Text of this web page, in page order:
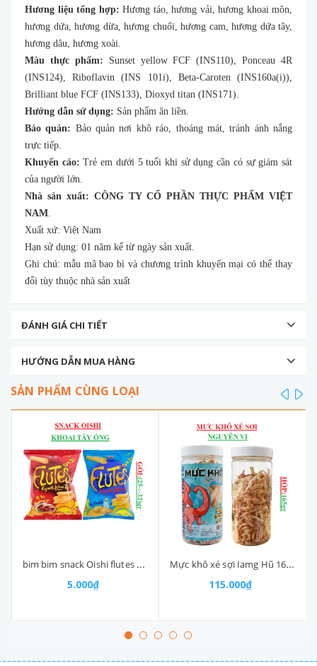
Hương liệu tổng hợp: Hương táo, hương vải, hương khoai môn,
hương dứa, hương dừa, hương chuối, hương cam, hương dứa tây,
hương dâu, hương xoài.
Màu thực phẩm: Sunset yellow FCF (INS110), Ponceau 4R
(INS124), Riboflavin (INS 101i), Beta-Caroten (INS160a(i)),
Brilliant blue FCF (INS133), Dioxyd titan (INS171).
Hướng dẫn sử dụng: Sản phẩm ăn liền.
Bảo quản: Bảo quản nơi khô ráo, thoáng mát, tránh ánh nắng
trực tiếp.
Khuyến cáo: Trẻ em dưới 5 tuổi khi sử dụng cần có sự giám sát
của người lớn.
Nhà sản xuất: CÔNG TY CỔ PHẦN THỰC PHẨM VIỆT
NAM.
Xuất xứ: Việt Nam
Hạn sử dụng: 01 năm kể từ ngày sản xuất.
Ghi chú: mẫu mã bao bì và chương trình khuyến mại có thể thay
đổi tùy thuộc nhà sản xuất
ĐÁNH GIÁ CHI TIẾT
HƯỚNG DẪN MUA HÀNG
SẢN PHẨM CÙNG LOẠI
bim bim snack Oishi flutes 5k gói nhỡ (25-:-35)g
5.000₫
Mực khô xé sợi Iamg Hũ 165gr
115.000₫
prev